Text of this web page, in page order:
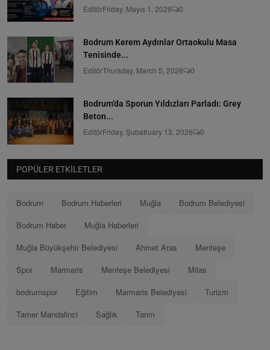
EditörFriday, Mayıs 1, 2026 0
Bodrum Kerem Aydınlar Ortaokulu Masa
Tenisinde...
EditörThursday, March 5, 2026 0
Bodrum’da Sporun Yıldızları Parladı: Grey
Beton...
EditörFriday, Şubatruary 13, 2026 0
POPÜLER ETKILETLER
Bodrum Bodrum Haberleri Muğla
Bodrum Belediyesi
Bodrum Haber
Muğla Haberleri
Muğla Büyükşehir Belediyesi
Ahmet Aras
Menteşe
Spor
Marmaris Menteşe Belediyesi
Milas
bodrumspor
Eğitim Marmaris Belediyesi
Turizm
Tamer Mandalinci
Sağlık Tarım